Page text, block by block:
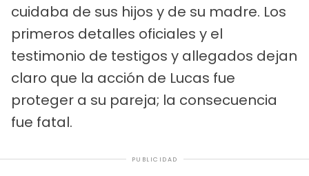
cuidaba de sus hijos y de su madre. Los
primeros detalles oficiales y el
testimonio de testigos y allegados dejan
claro que la acción de Lucas fue
proteger a su pareja; la consecuencia
fue fatal.
PUBLICIDAD